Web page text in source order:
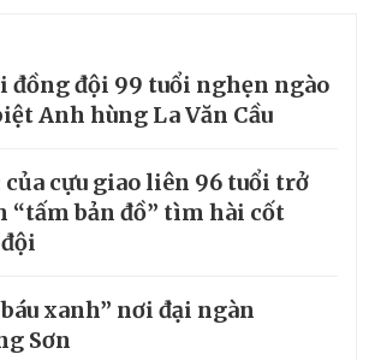
đồng đội 99 tuổi nghẹn ngào
Anh hùng La Văn Cầu
của cựu giao liên 96 tuổi trở
“tấm bản đồ” tìm hài cốt
xanh” nơi đại ngàn
Sơn